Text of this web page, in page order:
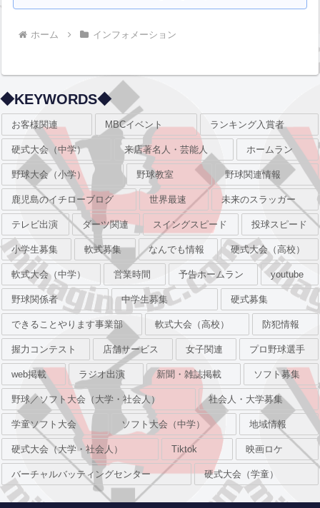
ホーム インフォメーション
◆KEYWORDS◆
お客様関連 MBCイベント ランキング入賞者
硬式大会（中学） 来店著名人・芸能人 ホームラン
野球大会（小学） 野球教室 野球関連情報
鹿児島のイチローブログ 世界最速 未来のスラッガー
テレビ出演 ダーツ関連 スイングスピード 投球スピード
小学生募集 軟式募集 なんでも情報 硬式大会（高校）
軟式大会（中学） 営業時間 予告ホームラン youtube
野球関係者 中学生募集 硬式募集
できることやります事業部 軟式大会（高校） 防犯情報
握力コンテスト 店舗サービス 女子関連 プロ野球選手
web掲載 ラジオ出演 新聞・雑誌掲載 ソフト募集
野球／ソフト大会（大学・社会人） 社会人・大学募集
学童ソフト大会 ソフト大会（中学） 地域情報
硬式大会（大学・社会人） Tiktok 映画ロケ
バーチャルバッティングセンター 硬式大会（学童）